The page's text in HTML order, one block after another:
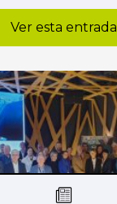
Ver esta entrada